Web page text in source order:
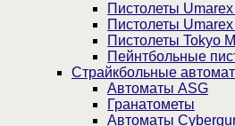
Пистолеты
Пистолеты
Пистолеты Tokyo
Пейнтбольные
Страйкбольные
Автоматы ASG
Гранатометы
Автоматы